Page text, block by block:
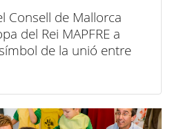
Consell de Mallorca
del Rei MAPFRE a
de la unió entre